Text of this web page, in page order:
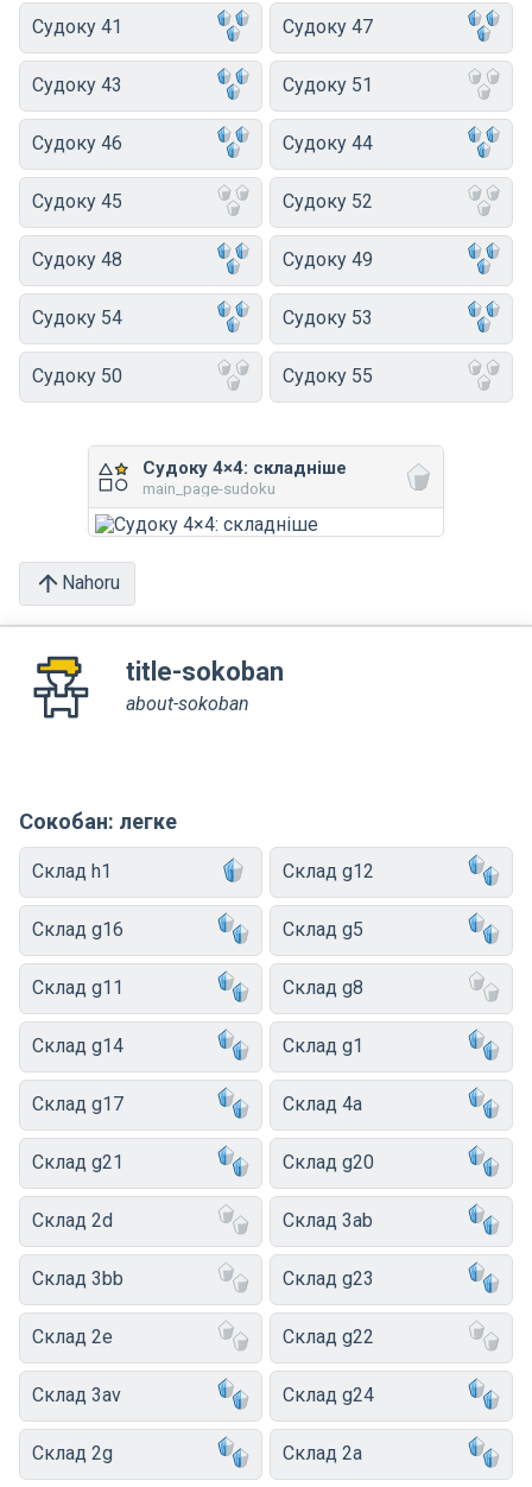
Судоку 41 Судоку 47
Судоку 43 Судоку 51
Судоку 46 Судоку 44
Судоку 45 Судоку 52
Судоку 48 Судоку 49
Судоку 54 Судоку 53
Судоку 50 Судоку 55
Судоку 4×4: складніше
main_page-sudoku
Nahoru
title-sokoban
about-sokoban
Сокобан: легке
Склад h1 Склад g12
Склад g16 Склад g5
Склад g11 Склад g8
Склад g14 Склад g1
Склад g17 Склад 4a
Склад g21 Склад g20
Склад 2d Склад 3ab
Склад 3bb Склад g23
Склад 2e Склад g22
Склад 3av Склад g24
Склад 2g Склад 2a